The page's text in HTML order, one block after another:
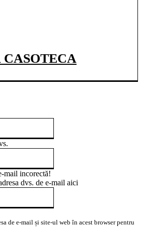
mail incorectă!
dvs. de e-mail aici
de e-mail și site-ul web în acest browser pentru